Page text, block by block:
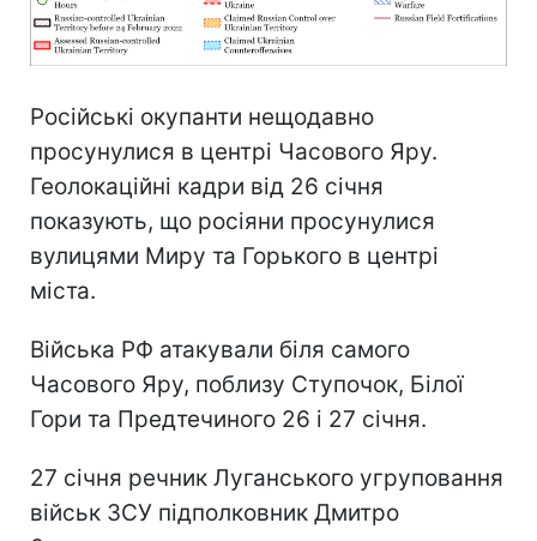
Російські окупанти нещодавно
просунулися в центрі Часового Яру.
Геолокаційні кадри від 26 січня
показують, що росіяни просунулися
вулицями Миру та Горького в центрі
міста.
Війська РФ атакували біля самого
Часового Яру, поблизу Ступочок, Білої
Гори та Предтечиного 26 і 27 січня.
27 січня речник Луганського угруповання
військ ЗСУ підполковник Дмитро